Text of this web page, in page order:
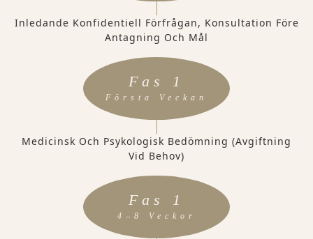
Inledande Konfidentiell Förfrågan, Konsultation Före
Antagning Och Mål
Fas 1
Första Veckan
Medicinsk Och Psykologisk Bedömning (avgiftning
Vid Behov)
Fas 1
4–8 Veckor